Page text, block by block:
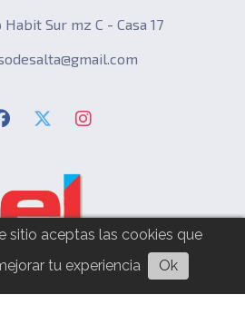
Sur mz C - Casa 17
sitio aceptas las cookies que
tu experiencia
Ok